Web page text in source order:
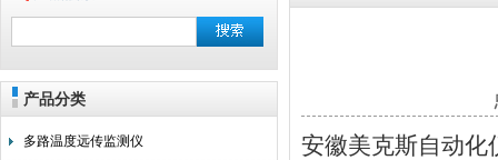
安徽美克斯自动化仪表有限公司
产品分类
多路温度远传监测仪
安徽美克斯自动化